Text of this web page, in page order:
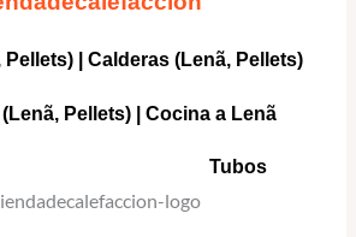
Pellets) Calderas (Lenã, Pellets)
(Lenã, Pellets) | Cocina a Lenã
Tubos